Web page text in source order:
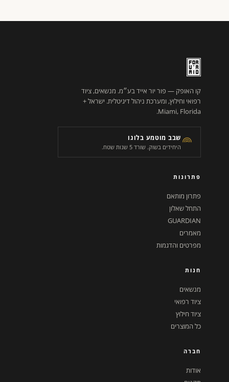
קו האופק — פור יור אייד בע״מ. מנשאים, ציוד
רפואי וחילוץ, ומערכת ניהול דיגיטלית. ישראל +
Miami, Florida.
שבב מוטמע בלוגו
היחידים בשוק. שורד 5 שנות שטח.
פתרונות
פתרון מותאם
התחל שאלון
GUARDIAN
מאמרים
מפרטים והדגמות
חנות
מנשאים
ציוד רפואי
ציוד חילוץ
כל המוצרים
חברה
אודות